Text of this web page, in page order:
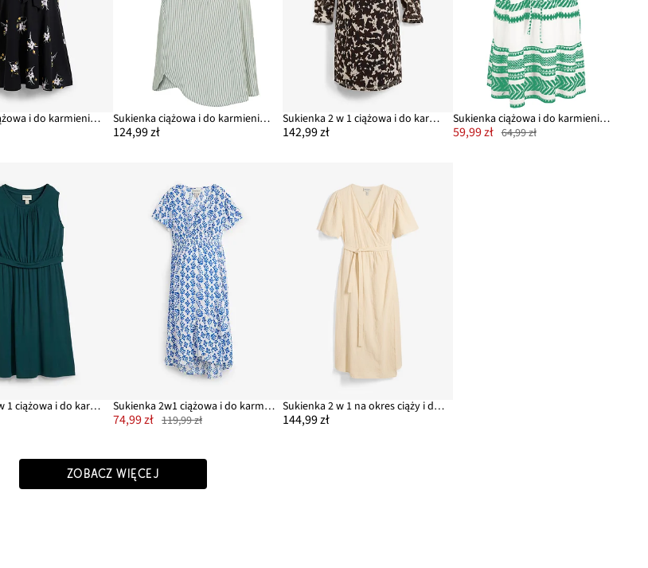
Sukienka ciążowa i do karmienia z miękkiej wiskozy Sukienka ciążowa i do karmienia, z lejącej wiskozy
124,99 zł
Sukienka 2 w 1 ciążowa i do karmienia piersią
142,99 zł
Sukienka ciążowa i do karmienia ze zrównoważonej wiskozy
59,99 zł 64,99 zł
Sukienka 2 w 1 ciążowa i do karmienia piersią, z wiskozy Sukienka 2w1 ciążowa i do karmienia z lejącej wiskozy
74,99 zł 119,99 zł
Sukienka 2 w 1 na okres ciąży i do karmienia z muślinu bawełnianego
144,99 zł
ZOBACZ WIĘCEJ